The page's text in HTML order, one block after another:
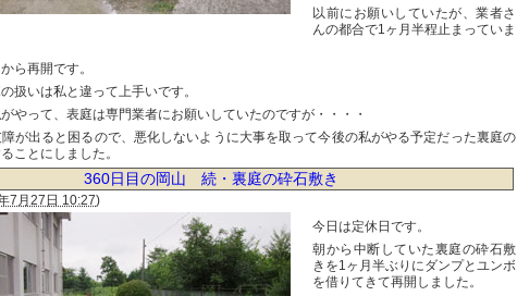
以前にお願いしていたが、業者さ
んの都合で1ヶ月半程止まっていま
ら再開です。
扱いは私と違って上手いです。
やって、表庭は専門業者にお願いしていたのですが・・・・
が出ると困るので、悪化しないように大事を取って今後の私がやる予定だった裏庭の
ことにしました。
360日目の岡山 続・裏庭の砕石敷き
7月27日 10:27)
今日は定休日です。
朝から中断していた裏庭の砕石敷
きを1ヶ月半ぶりにダンプとユンボ
を借りてきて再開しました。